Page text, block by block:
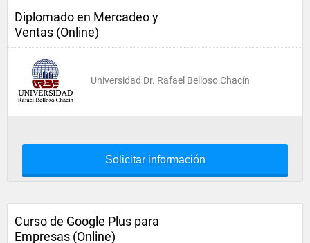
Diplomado en Mercadeo y
Ventas (Online)
Universidad Dr. Rafael Belloso Chacín
Solicitar información
Curso de Google Plus para
Empresas (Online)